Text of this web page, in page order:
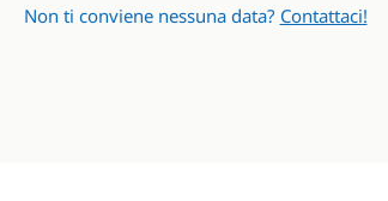
Non ti conviene nessuna data? Contattaci!